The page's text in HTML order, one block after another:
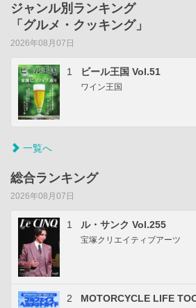
ジャンル別ランキング
「グルメ・クッキング」
2026年08月07日
1 ビール王国 Vol.51
ワイン王国
一覧へ
総合ランキング
2026年08月07日
1 ル・サンク Vol.255
宝塚クリエイティブアーツ
2 MOTORCYCLE LIFE